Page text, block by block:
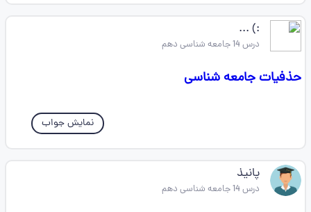
:) ...
درس 14 جامعه شناسی دهم
حذفیات جامعه شناسی
نمایش جواب
پانیذ
درس 14 جامعه شناسی دهم